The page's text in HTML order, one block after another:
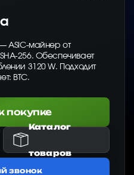
ASIC-майнер от
256. Обеспечивает
3120 W. Подходит
BTC.
покупке
Каталог
товаров
звонок